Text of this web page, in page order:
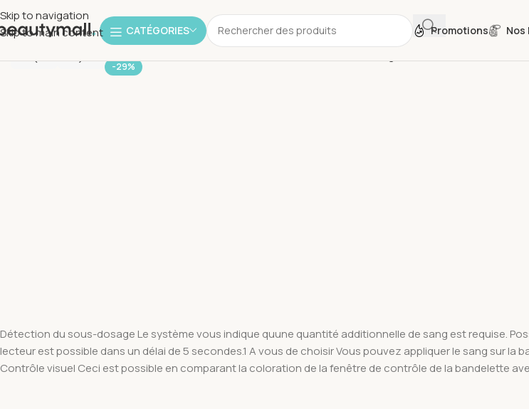
Skip to navigation
Skip to main content
CATÉGORIES Promotions Nos
-29%
Détection du sous-dosage Le système vous indique quune quantité additionnelle de sang est requise.
lecteur est possible dans un délai de 5 secondes.1 A vous de choisir Vous pouvez appliquer le sang sur
Contrôle visuel Ceci est possible en comparant la coloration de la fenêtre de contrôle de la bandelette